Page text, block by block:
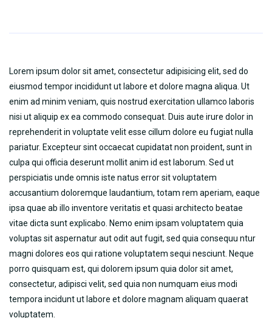
Lorem ipsum dolor sit amet, consectetur adipisicing elit, sed do
eiusmod tempor incididunt ut labore et dolore magna aliqua. Ut
enim ad minim veniam, quis nostrud exercitation ullamco laboris
nisi ut aliquip ex ea commodo consequat. Duis aute irure dolor in
reprehenderit in voluptate velit esse cillum dolore eu fugiat nulla
pariatur. Excepteur sint occaecat cupidatat non proident, sunt in
culpa qui officia deserunt mollit anim id est laborum. Sed ut
perspiciatis unde omnis iste natus error sit voluptatem
accusantium doloremque laudantium, totam rem aperiam, eaque
ipsa quae ab illo inventore veritatis et quasi architecto beatae
vitae dicta sunt explicabo. Nemo enim ipsam voluptatem quia
voluptas sit aspernatur aut odit aut fugit, sed quia consequu ntur
magni dolores eos qui ratione voluptatem sequi nesciunt. Neque
porro quisquam est, qui dolorem ipsum quia dolor sit amet,
consectetur, adipisci velit, sed quia non numquam eius modi
tempora incidunt ut labore et dolore magnam aliquam quaerat
voluptatem.